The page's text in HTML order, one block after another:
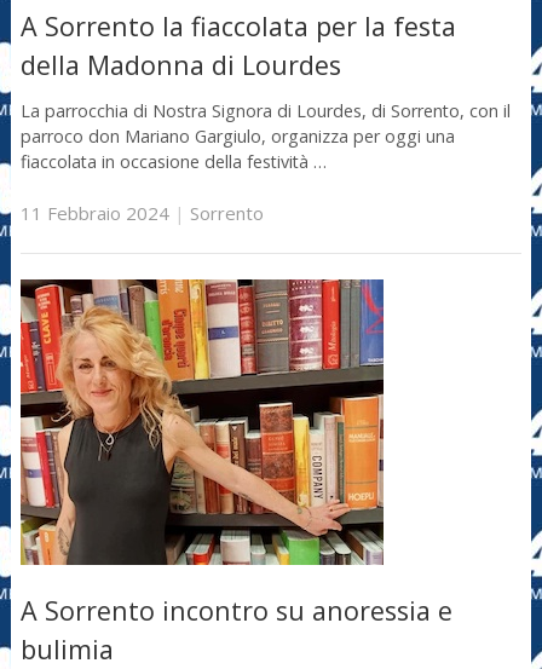
A Sorrento la fiaccolata per la festa
della Madonna di Lourdes
La parrocchia di Nostra Signora di Lourdes, di Sorrento, con il
parroco don Mariano Gargiulo, organizza per oggi una
fiaccolata in occasione della festività …
11 Febbraio 2024| Sorrento
A Sorrento incontro su anoressia e
bulimia